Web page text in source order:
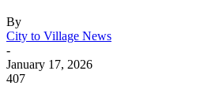
By
City to Village News
-
January 17, 2026
407